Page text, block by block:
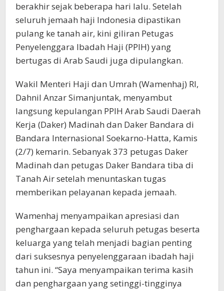
berakhir sejak beberapa hari lalu. Setelah
seluruh jemaah haji Indonesia dipastikan
pulang ke tanah air, kini giliran Petugas
Penyelenggara Ibadah Haji (PPIH) yang
bertugas di Arab Saudi juga dipulangkan.
Wakil Menteri Haji dan Umrah (Wamenhaj) RI,
Dahnil Anzar Simanjuntak, menyambut
langsung kepulangan PPIH Arab Saudi Daerah
Kerja (Daker) Madinah dan Daker Bandara di
Bandara Internasional Soekarno-Hatta, Kamis
(2/7) kemarin. Sebanyak 373 petugas Daker
Madinah dan petugas Daker Bandara tiba di
Tanah Air setelah menuntaskan tugas
memberikan pelayanan kepada jemaah.
Wamenhaj menyampaikan apresiasi dan
penghargaan kepada seluruh petugas beserta
keluarga yang telah menjadi bagian penting
dari suksesnya penyelenggaraan ibadah haji
tahun ini. “Saya menyampaikan terima kasih
dan penghargaan yang setinggi-tingginya